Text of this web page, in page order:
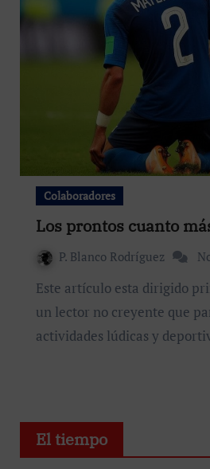
Colaboradores
Los prontos cuanto
P. Blanco Rodríguez
Este artículo esta dirigido principalmente para
un lector no creyente que
actividades lúdicas y
El tiempo